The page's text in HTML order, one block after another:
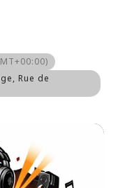
, Rue de